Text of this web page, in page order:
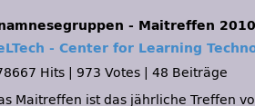
- Maitreffen 2010
- Center for Learning
Hits
973 Votes
48 Beiträge
Maitreffen ist das jährliche Treffen